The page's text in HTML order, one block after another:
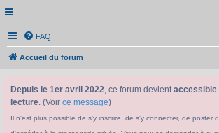
FAQ
Accueil du forum
Depuis le 1er avril 2022, ce forum devientaccessible
lecture. (Voir ce message)
Il n'est plus possible de s'y inscrire, de s'y connecter, de poster